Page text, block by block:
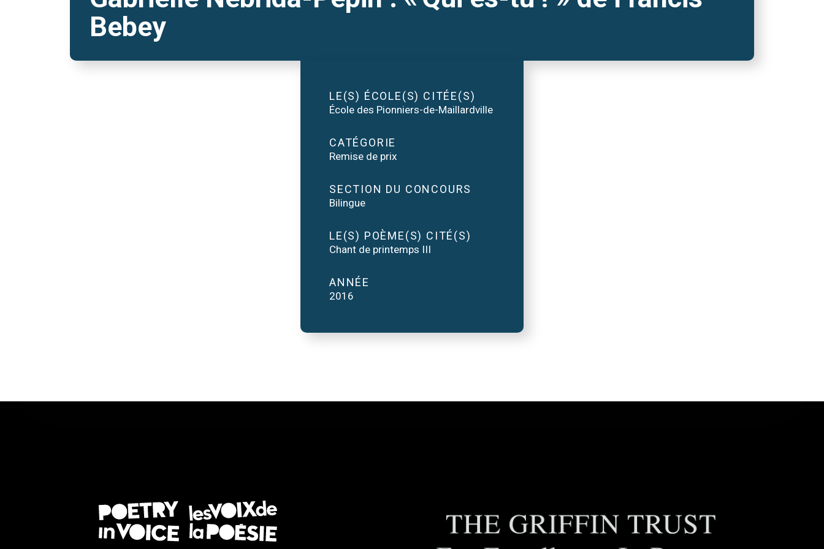
Bebey
LE(S) ÉCOLE(S) CITÉE(S)
École des Pionniers-de-Maillardville
CATÉGORIE
Remise de prix
SECTION DU CONCOURS
Bilingue
LE(S) POÈME(S) CITÉ(S)
Chant de printemps III
ANNÉE
2016